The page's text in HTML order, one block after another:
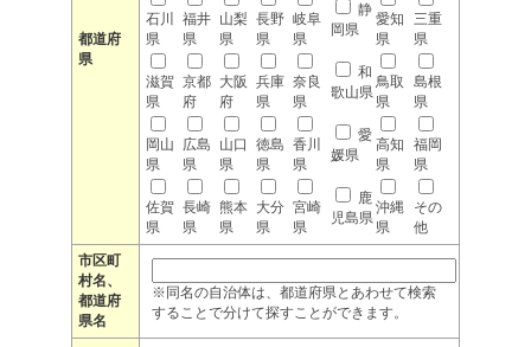
都道府
県
石川
県
福井
県
山梨
県
長野
県
岐阜
県
静
岡県
愛知
県
三重
県
滋賀
県
京都
府
大阪
府
兵庫
県
奈良
県
和
歌山県
鳥取
県
島根
県
岡山
県
広島
県
山口
県
徳島
県
香川
県
愛
媛県
高知
県
福岡
県
佐賀
県
長崎
県
熊本
県
大分
県
宮崎
県
鹿
児島県
沖縄
県
その
他
市区町
村名、
都道府
県名
※同名の自治体は、都道府県とあわせて検索
することで分けて探すことができます。